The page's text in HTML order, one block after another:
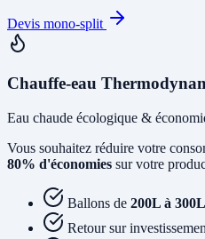
Devis mono-split
Chauffe-eau
Eau chaude écologique &
Vous souhaitez réduire votre
80% d'économies sur votre
Ballons de 200L à 300L
Retour sur